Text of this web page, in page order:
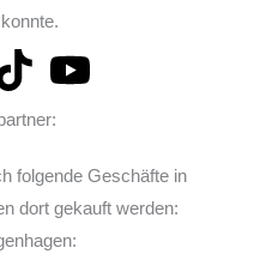
folgende Geschäfte in
dort gekauft werden: